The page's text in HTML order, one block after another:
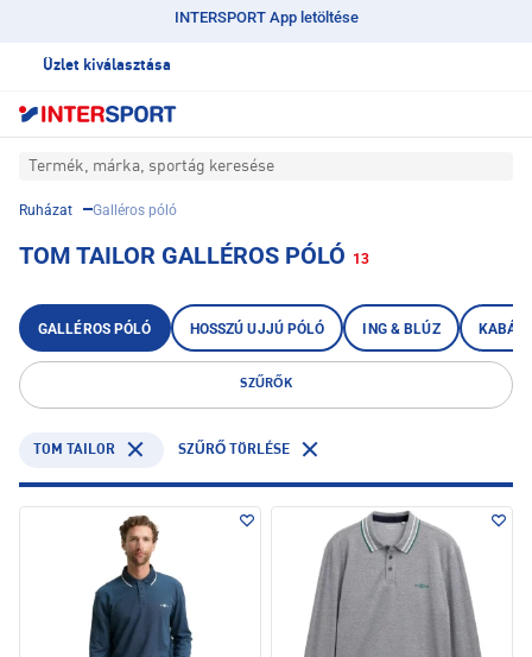
INTERSPORT App letöltése
Üzlet kiválasztása
Termék, márka, sportág keresése
Ruházat Galléros póló
TOM TAILOR GALLÉROS PÓLÓ 13
GALLÉROS PÓLÓ HOSSZÚ UJJÚ PÓLÓ ING & BLÚZ KABÁT
SZŰRŐK
TOM TAILOR SZŰRŐ TÖRLÉSE